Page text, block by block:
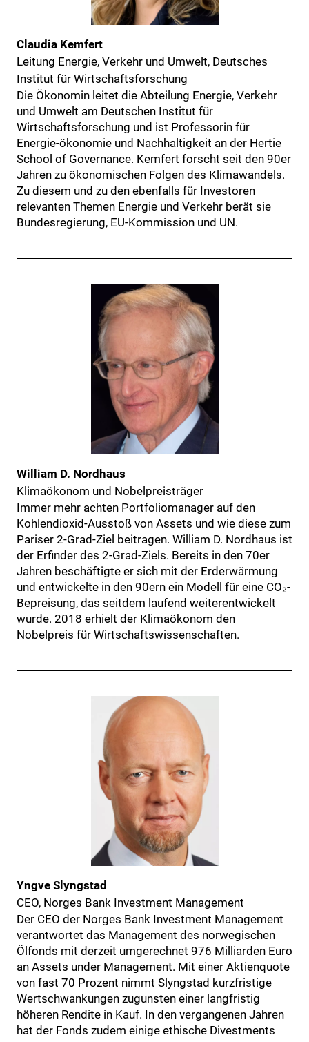
Claudia Kemfert
Leitung Energie, Verkehr und Umwelt, Deutsches
Institut für Wirtschaftsforschung
Die Ökonomin leitet die Abteilung Energie, Verkehr
und Umwelt am Deutschen Institut für
Wirtschaftsforschung und ist Professorin für
Energie-ökonomie und Nachhaltigkeit an der Hertie
School of Governance. Kemfert forscht seit den 90er
Jahren zu ökonomischen Folgen des Klimawandels.
Zu diesem und zu den ebenfalls für Investoren
relevanten Themen Energie und Verkehr berät sie
Bundesregierung, EU-Kommission und UN.
William D. Nordhaus
Klimaökonom und Nobelpreisträger
Immer mehr achten Portfoliomanager auf den
Kohlendioxid-Ausstoß von Assets und wie diese zum
Pariser 2-Grad-Ziel beitragen. William D. Nordhaus ist
der Erfinder des 2-Grad-Ziels. Bereits in den 70er
Jahren beschäf­tigte er sich mit der Erderwärmung
und entwickelte in den 90ern ein Modell für eine CO₂-
Bepreisung, das seitdem laufend weiterentwickelt
wurde. 2018 erhielt der Klimaökonom den
Nobelpreis für Wirtschaftswissenschaften.
Yngve Slyngstad
CEO, Norges Bank Investment Management
Der CEO der Norges Bank Investment Management
verantwortet das Management des norwegischen
Ölfonds mit derzeit umgerechnet 976 Milliarden Euro
an Assets under Management. Mit einer Aktienquote
von fast 70 Prozent nimmt Slyngstad kurzfristige
Wertschwankungen zugunsten einer langfristig
höheren Rendite in Kauf. In den vergangenen Jahren
hat der Fonds zudem einige ethische Divestments